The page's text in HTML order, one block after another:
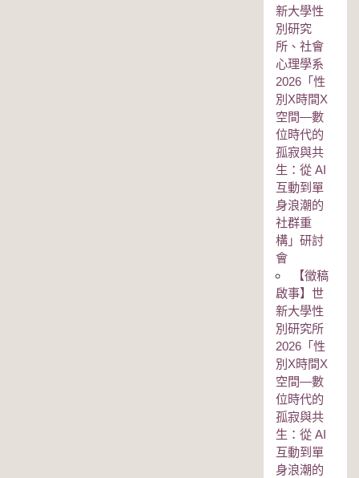
新大學性
別研究
所、社會
心理學系
2026「性
別Χ時間Χ
空間—數
位時代的
孤寂與共
生：從 AI
互動到單
身浪潮的
社群重
構」研討
會
【徵稿
啟事】世
新大學性
別研究所
2026「性
別Χ時間Χ
空間—數
位時代的
孤寂與共
生：從 AI
互動到單
身浪潮的